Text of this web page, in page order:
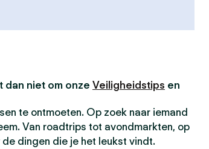
dan niet om onze Veiligheidstips en
te ontmoeten. Op zoek naar iemand
Van roadtrips tot avondmarkten, op
dingen die je het leukst vindt.